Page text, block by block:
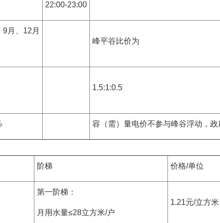
22:00-23:00
月、12月
峰平谷比价为
1.5:1:0.5
容（需）量电价不参与峰谷浮动，
阶梯 价格/单位
第一阶梯：
月用水量≤28立方米/户
1.21元/立方米